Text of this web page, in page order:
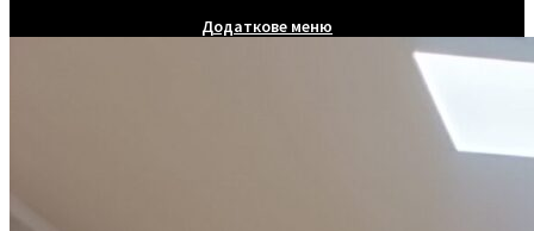
Додаткове меню